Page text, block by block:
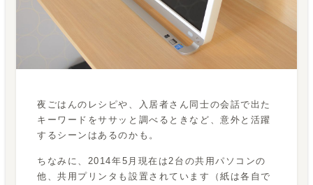
夜ごはんのレシピや、入居者さん同士の会話で出た
キーワードをササッと調べるときなど、意外と活躍
するシーンはあるのかも。
ちなみに、2014年5月現在は2台の共用パソコンの
他、共用プリンタも設置されています（紙は各自で